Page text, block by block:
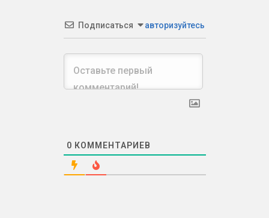
Подписаться авторизуйтесь
0 КОММЕНТАРИЕВ